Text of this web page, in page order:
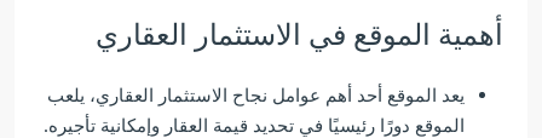
أهمية الموقع في الاستثمار العقاري
يعد الموقع أحد أهم عوامل نجاح الاستثمار العقاري، يلعب
الموقع دورًا رئيسيًا في تحديد قيمة العقار وإمكانية تأجيره.